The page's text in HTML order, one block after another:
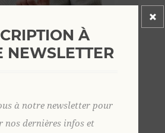
À
NEWSLETTER
à notre newsletter pour
nos dernières infos et